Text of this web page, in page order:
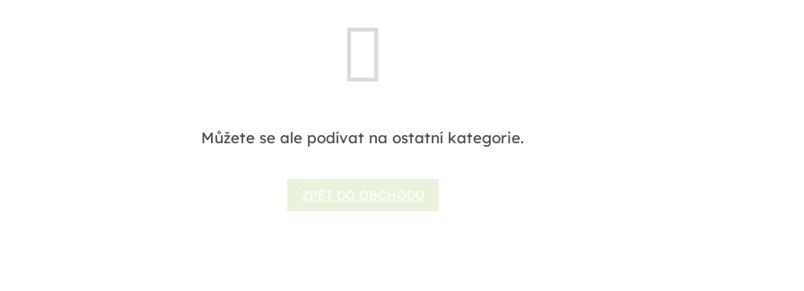
Můžete se ale podívat na ostatní kategorie.
ZPĚT DO OBCHODU